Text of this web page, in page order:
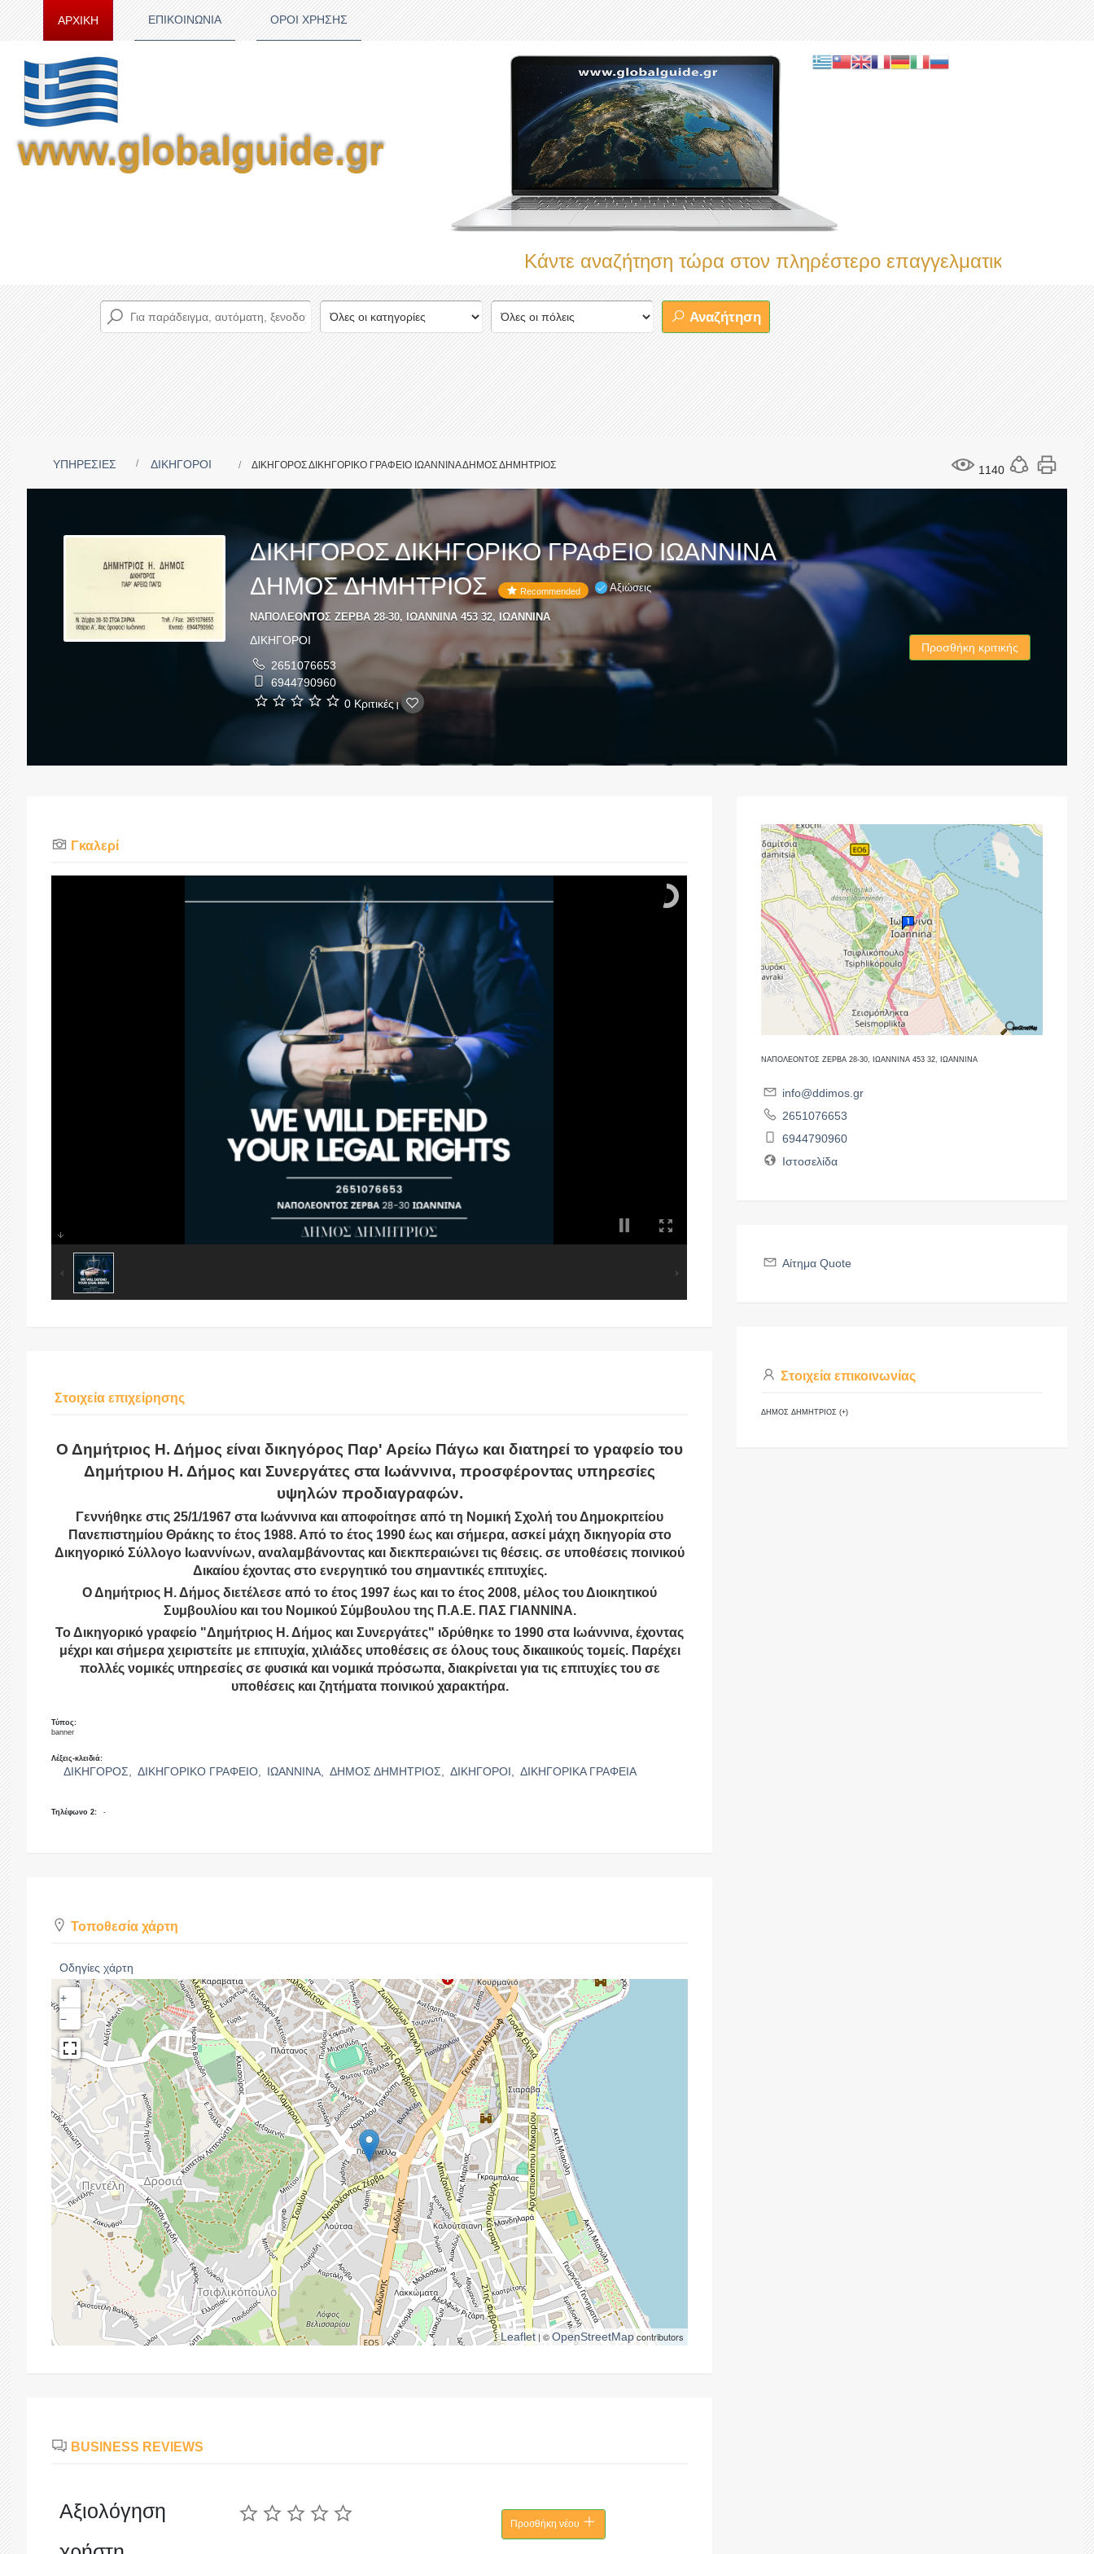
ΑΡΧΙΚΗ ΕΠΙΚΟΙΝΩΝΙΑ ΟΡΟΙ ΧΡΗΣΗΣ
www.globalguide.gr
Κάντε αναζήτηση τώρα στον πληρέστερο επαγγελματικό κατάλογο
Αναζήτηση
1140
ΥΠΗΡΕΣΙΕΣ ΔΙΚΗΓΟΡΟΙ ΔΙΚΗΓΟΡΟΣ ΔΙΚΗΓΟΡΙΚΟ ΓΡΑΦΕΙΟ ΙΩΑΝΝΙΝΑ ΔΗΜΟΣ ΔΗΜΗΤΡΙΟΣ
ΔΙΚΗΓΟΡΟΣ ΔΙΚΗΓΟΡΙΚΟ ΓΡΑΦΕΙΟ ΙΩΑΝΝΙΝΑ
ΔΗΜΟΣ ΔΗΜΗΤΡΙΟΣ
Recommended Αξιώσεις
ΝΑΠΟΛΕΟΝΤΟΣ ΖΕΡΒΑ 28-30, ΙΩΑΝΝΙΝΑ 453 32, ΙΩΑΝΝΙΝΑ
ΔΙΚΗΓΟΡΟΙ
2651076653
6944790960
0 Κριτικές|
Προσθήκη κριτικής
Γκαλερί
Στοιχεία επιχείρησης
Ο Δημήτριος Η. Δήμος είναι δικηγόρος Παρ' Αρείω Πάγω και διατηρεί το γραφείο του
Δημήτριου Η. Δήμος και Συνεργάτες στα Ιωάννινα, προσφέροντας υπηρεσίες
υψηλών προδιαγραφών.
Γεννήθηκε στις 25/1/1967 στα Ιωάννινα και αποφοίτησε από τη Νομική Σχολή του Δημοκριτείου
Πανεπιστημίου Θράκης το έτος 1988. Από το έτος 1990 έως και σήμερα, ασκεί μάχη δικηγορία στο
Δικηγορικό Σύλλογο Ιωαννίνων, αναλαμβάνοντας και διεκπεραιώνει τις θέσεις. σε υποθέσεις ποινικού
Δικαίου έχοντας στο ενεργητικό του σημαντικές επιτυχίες.
Ο Δημήτριος Η. Δήμος διετέλεσε από το έτος 1997 έως και το έτος 2008, μέλος του Διοικητικού
Συμβουλίου και του Νομικού Σύμβουλου της Π.Α.Ε. ΠΑΣ ΓΙΑΝΝΙΝΑ.
Το Δικηγορικό γραφείο "Δημήτριος Η. Δήμος και Συνεργάτες" ιδρύθηκε το 1990 στα Ιωάννινα, έχοντας
μέχρι και σήμερα χειριστείτε με επιτυχία, χιλιάδες υποθέσεις σε όλους τους δικαιικούς τομείς. Παρέχει
πολλές νομικές υπηρεσίες σε φυσικά και νομικά πρόσωπα, διακρίνεται για τις επιτυχίες του σε
υποθέσεις και ζητήματα ποινικού χαρακτήρα.
Τύπος:
banner
Λέξεις-κλειδιά:
ΔΙΚΗΓΟΡΟΣ, ΔΙΚΗΓΟΡΙΚΟ ΓΡΑΦΕΙΟ, ΙΩΑΝΝΙΝΑ, ΔΗΜΟΣ ΔΗΜΗΤΡΙΟΣ, ΔΙΚΗΓΟΡΟΙ, ΔΙΚΗΓΟΡΙΚΑ ΓΡΑΦΕΙΑ
Τηλέφωνο 2: -
Τοποθεσία χάρτη
Οδηγίες χάρτη
+
−
Leaflet| ©OpenStreetMapcontributors
BUSINESS REVIEWS
Αξιολόγηση
Προσθήκη νέου
ΝΑΠΟΛΕΟΝΤΟΣ ΖΕΡΒΑ 28-30, ΙΩΑΝΝΙΝΑ 453 32, ΙΩΑΝΝΙΝΑ
info@ddimos.gr
2651076653
6944790960
Ιστοσελίδα
Αίτημα Quote
Στοιχεία επικοινωνίας
ΔΗΜΟΣ ΔΗΜΗΤΡΙΟΣ (+)